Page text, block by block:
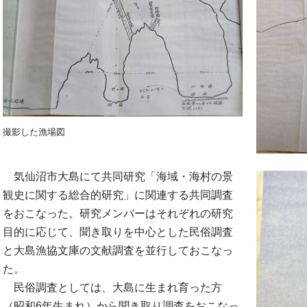
撮影した漁場図
気仙沼市大島にて共同研究「海域・海村の景
観史に関する総合的研究」に関連する共同調査
をおこなった。研究メンバーはそれぞれの研究
目的に応じて、聞き取りを中心とした民俗調査
と大島漁協文庫の文献調査を並行しておこなっ
た。
民俗調査としては、大島に生まれ育った方